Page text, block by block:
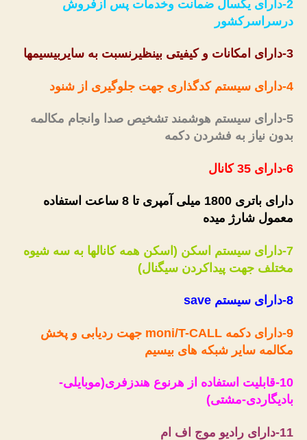
2-دارای یکسال ضمانت وخدمات پس ازفروش
درسراسرکشور
3-دارای امکانات و کیفیتی بینظیرنسبت به سایربیسیمها
4-دارای سیستم کدگذاری جهت جلوگیری از شنود
5-دارای سیستم هوشمند تشخیص صدا وانجام مکالمه
بدون نیاز به فشردن دکمه
6-دارای 35 کانال
دارای باتری 1800 میلی آمپری تا 8 ساعت استفاده
معمول شارژ میده
7-دارای سیستم اسکن (اسکن همه کانالها به سه شیوه
مختلف جهت پیداکردن سیگنال)
8-دارای سیستم save
9-دارای دکمه moni/T-CALL جهت ردیابی و پخش
مکالمه سایر شبکه های بیسیم
10-قابلیت استفاده از هرنوع هندزفری(موبایلی-
بادیگاردی-مشتی)
11-دارای رادیو موج اف ام